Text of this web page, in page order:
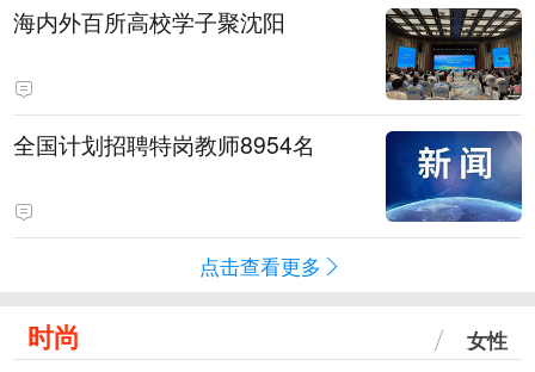
海内外百所高校学子聚沈阳
全国计划招聘特岗教师8954名
点击查看更多
时尚 女性